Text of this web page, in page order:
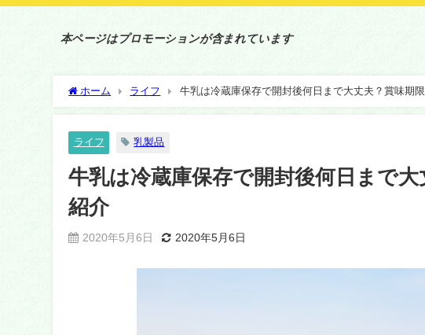
本ページはプロモーションが含まれています
ホーム ライフ 牛乳は冷蔵庫保存で開封後何日まで大丈夫？賞味期
ライフ 乳製品
牛乳は冷蔵庫保存で開封後何日まで
紹介
2020年5月6日 2020年5月6日